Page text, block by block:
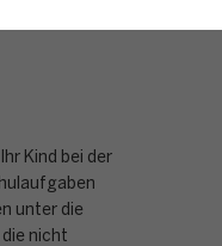
Kind bei der
unter die
nicht